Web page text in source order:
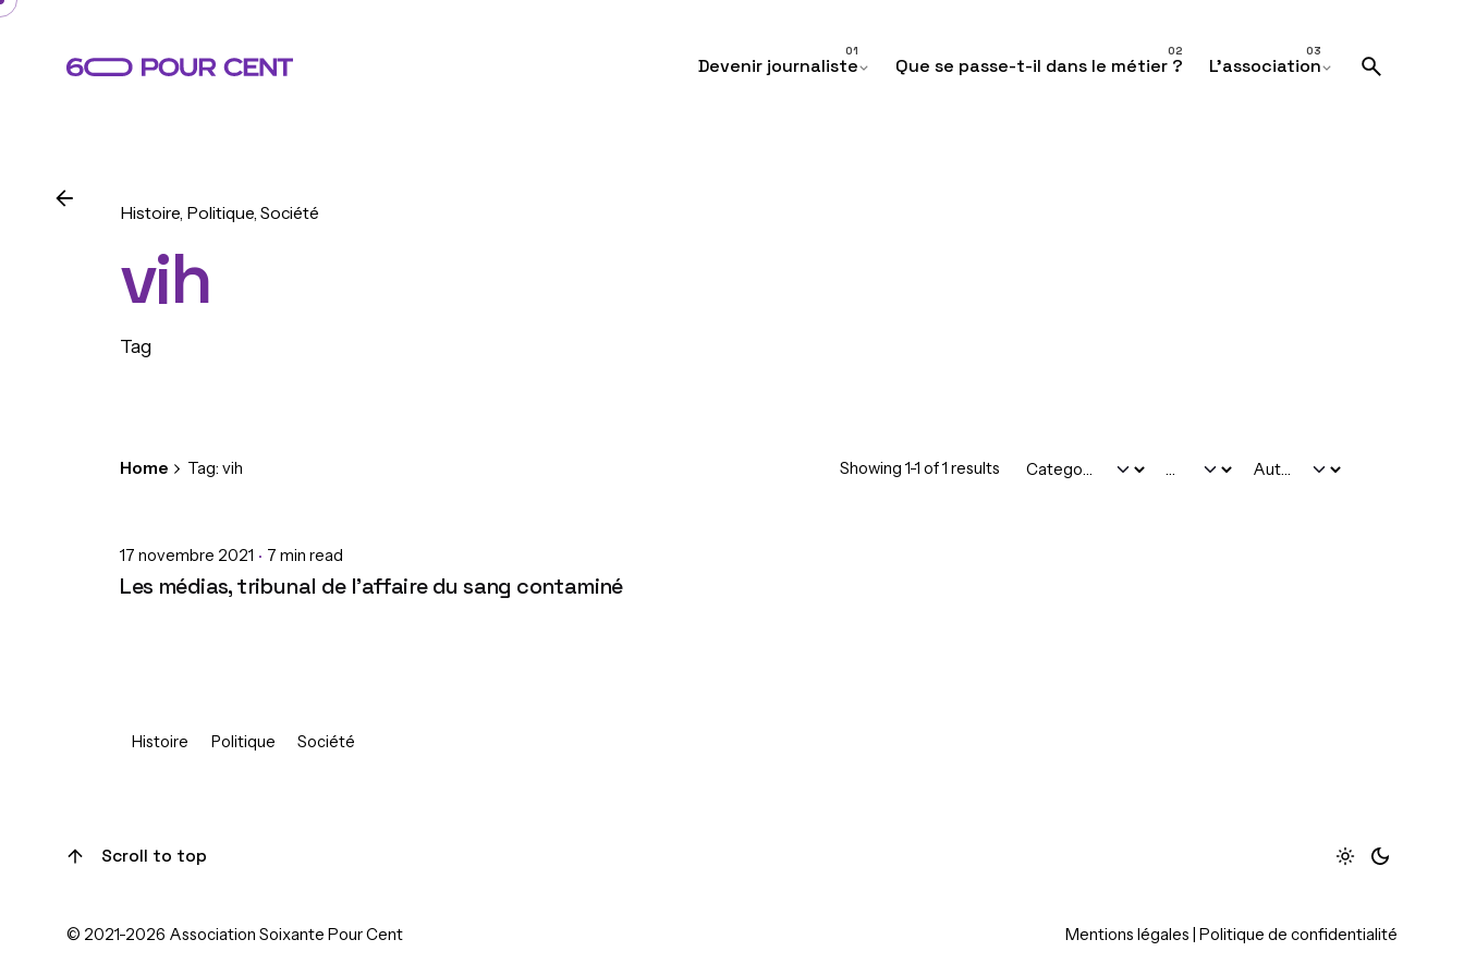
Skip
Devenir journaliste Que se passe-t-il dans le métier ? L’association
Histoire Politique Société
vih
Tag
Home Tag: vih Showing 1-1 of 1 results
17 novembre 2021 7 min read
Les médias, tribunal de l’affaire du sang contaminé
Histoire Politique Société
Scroll to top
© 2021-2026 Association Soixante Pour Cent Mentions légales Politique de confidentialité